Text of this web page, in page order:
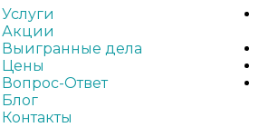
Услуги
Акции
Выигранные дела
Цены
Вопрос-Ответ
Блог
Контакты